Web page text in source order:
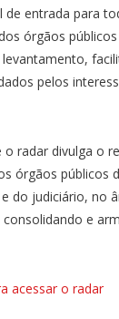
de entrada para
órgãos
pelos
radar divulga o
órgãos públicos
do judiciário, no
e
acessar o radar